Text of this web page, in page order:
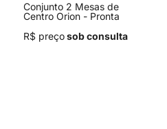
Conjunto 2 Mesas de
Centro Orion - Pronta
R$ preçosob consulta